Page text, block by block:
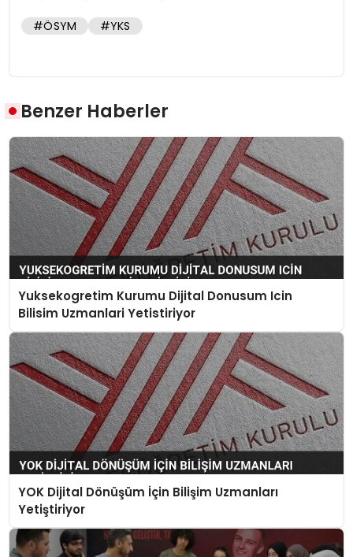
#ÖSYM #YKS
Benzer Haberler
Yuksekogretim Kurumu Dijital Donusum Icin
Bilisim Uzmanlari Yetistiriyor
YOK Dijital Dönüşüm İçin Bilişim Uzmanları
Yetiştiriyor